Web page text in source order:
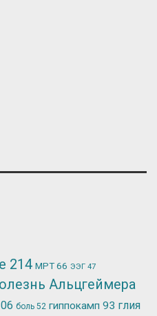
214 МРТ66 ЭЭГ 47
Альцгеймера
боль 52 гиппокамп 93 глия